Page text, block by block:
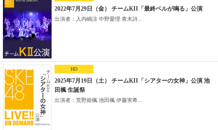
2022年7月29日（金） チームKII「最終ベルが鳴る」公演
出演者：入内嶋涼 中野愛理 青木詩...
HD
2025年7月19日（土） チームKII「シアターの女神」公演 池
田楓 生誕祭
出演者：荒野姫楓 池田楓 伊藤実希...